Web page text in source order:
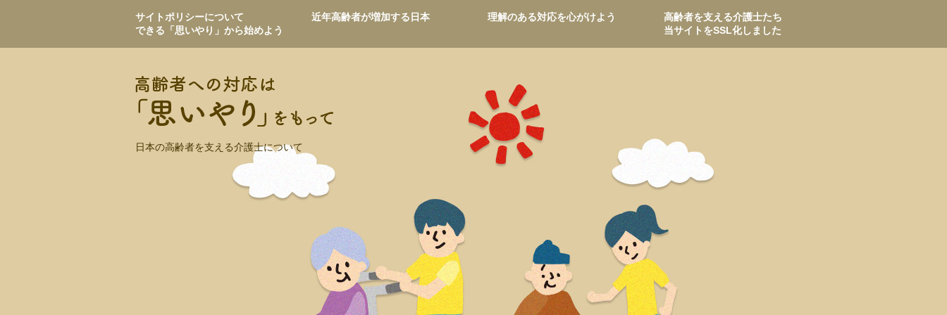
サイトポリシーについて 近年高齢者が増加する日本 理解のある対応を心がけよう
高齢者を支える介護士たち
できる「思いやり」から始めよう
当サイトをSSL化しました
日本の高齢者を支える介護士について